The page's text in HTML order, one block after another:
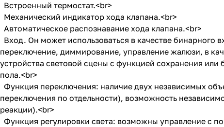
Встроенный термостат.<br>
Механический индикатор хода клапана.<br>
Автоматическое распознавание хода клапана.<br>
Вход. Он может использоваться в качестве
переключение, диммирование, управление жалюзи, в
устройства световой сцены с функцией сохранения или
пола.<br>
Функция переключения: наличие двух независимых
переключения по отдельности), возможность
реакции).<br>
Функция регулировки света: возможны управление с